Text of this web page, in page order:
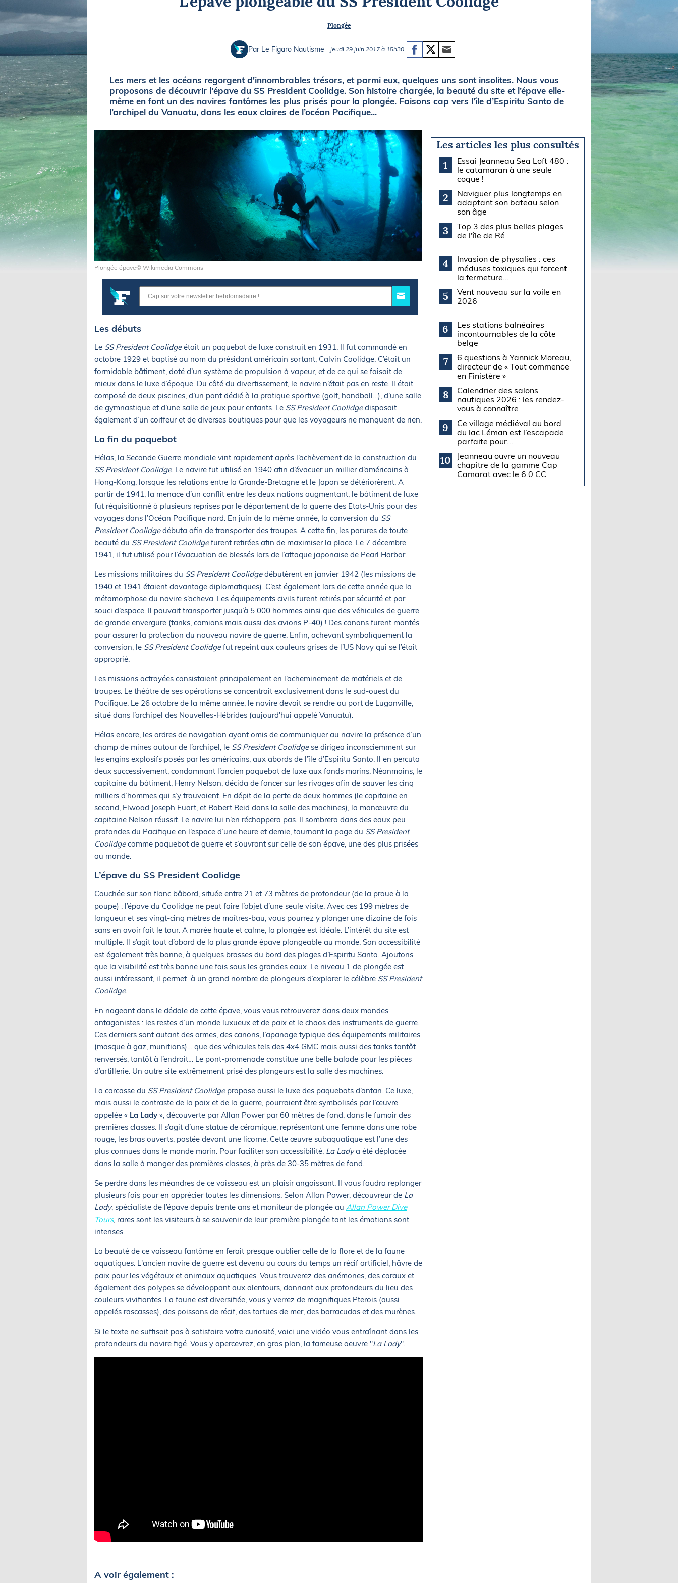
LOISIRS
Plongée
Glisse
Briefings
Plongée
Par Le Figaro Nautisme Jeudi 29 juin 2017 à 15h30
Les mers et les océans regorgent d'innombrables trésors, et parmi eux, quelques uns sont insolites. Nous vous
proposons de découvrir l'épave du SS President Coolidge. Son histoire chargée, la beauté du site et l’épave elle-
même en font un des navires fantômes les plus prisés pour la plongée. Faisons cap vers l’île d’Espiritu Santo de
l’archipel du Vanuatu, dans les eaux claires de l’océan Pacifique...
Plongée épave© Wikimedia Commons
Les débuts
Le SS President Coolidgeétait un paquebot de luxe construit en 1931. Il fut commandé en
octobre 1929 et baptisé au nom du présidant américain sortant, Calvin Coolidge. C’était un
formidable bâtiment, doté d’un système de propulsion à vapeur, et de ce qui se faisait de
mieux dans le luxe d’époque. Du côté du divertissement, le navire n’était pas en reste. Il était
composé de deux piscines, d’un pont dédié à la pratique sportive (golf, handball…), d’une salle
de gymnastique et d’une salle de jeux pour enfants. Le SS President Coolidgedisposait
également d’un coiffeur et de diverses boutiques pour que les voyageurs ne manquent de rien.
La fin du paquebot
Hélas, la Seconde Guerre mondiale vint rapidement après l’achèvement de la construction du
SS President Coolidge. Le navire fut utilisé en 1940 afin d’évacuer un millier d’américains à
Hong-Kong, lorsque les relations entre la Grande-Bretagne et le Japon se détériorèrent. A
partir de 1941, la menace d’un conflit entre les deux nations augmentant, le bâtiment de luxe
fut réquisitionné à plusieurs reprises par le département de la guerre des Etats-Unis pour des
voyages dans l’Océan Pacifique nord. En juin de la même année, la conversion du SS
President Coolidgedébuta afin de transporter des troupes. A cette fin, les parures de toute
beauté du SS President Coolidgefurent retirées afin de maximiser la place. Le 7 décembre
1941, il fut utilisé pour l’évacuation de blessés lors de l’attaque japonaise de Pearl Harbor.
Les missions militaires du SS President Coolidgedébutèrent en janvier 1942 (les missions de
1940 et 1941 étaient davantage diplomatiques). C’est également lors de cette année que la
métamorphose du navire s’acheva. Les équipements civils furent retirés par sécurité et par
souci d’espace. Il pouvait transporter jusqu’à 5 000 hommes ainsi que des véhicules de guerre
de grande envergure (tanks, camions mais aussi des avions P-40) ! Des canons furent montés
pour assurer la protection du nouveau navire de guerre. Enfin, achevant symboliquement la
conversion, le SS President Coolidgefut repeint aux couleurs grises de l’US Navy qui se l’était
approprié.
Les missions octroyées consistaient principalement en l’acheminement de matériels et de
troupes. Le théâtre de ses opérations se concentrait exclusivement dans le sud-ouest du
Pacifique. Le 26 octobre de la même année, le navire devait se rendre au port de Luganville,
situé dans l’archipel des Nouvelles-Hébrides (aujourd'hui appelé Vanuatu).
Hélas encore, les ordres de navigation ayant omis de communiquer au navire la présence d’un
champ de mines autour de l’archipel, le SS President Coolidgese dirigea inconsciemment sur
les engins explosifs posés par les américains, aux abords de l’île d’Espiritu Santo. Il en percuta
deux successivement, condamnant l’ancien paquebot de luxe aux fonds marins. Néanmoins, le
capitaine du bâtiment, Henry Nelson, décida de foncer sur les rivages afin de sauver les cinq
milliers d’hommes qui s’y trouvaient. En dépit de la perte de deux hommes (le capitaine en
second, Elwood Joseph Euart, et Robert Reid dans la salle des machines), la manœuvre du
capitaine Nelson réussit. Le navire lui n’en réchappera pas. Il sombrera dans des eaux peu
profondes du Pacifique en l’espace d’une heure et demie, tournant la page du SS President
Coolidgecomme paquebot de guerre et s’ouvrant sur celle de son épave, une des plus prisées
au monde.
L’épave du SS President Coolidge
Couchée sur son flanc bâbord, située entre 21 et 73 mètres de profondeur (de la proue à la
poupe) : l’épave du Coolidge ne peut faire l’objet d’une seule visite. Avec ces 199 mètres de
longueur et ses vingt-cinq mètres de maîtres-bau, vous pourrez y plonger une dizaine de fois
sans en avoir fait le tour. A marée haute et calme, la plongée est idéale. L’intérêt du site est
multiple. Il s’agit tout d’abord de la plus grande épave plongeable au monde. Son accessibilité
est également très bonne, à quelques brasses du bord des plages d’Espiritu Santo. Ajoutons
que la visibilité est très bonne une fois sous les grandes eaux. Le niveau 1 de plongée est
aussi intéressant, il permet à un grand nombre de plongeurs d’explorer le célèbre SS President
Coolidge.
En nageant dans le dédale de cette épave, vous vous retrouverez dans deux mondes
antagonistes : les restes d’un monde luxueux et de paix et le chaos des instruments de guerre.
Ces derniers sont autant des armes, des canons, l’apanage typique des équipements militaires
(masque à gaz, munitions)… que des véhicules tels des 4x4 GMC mais aussi des tanks tantôt
renversés, tantôt à l’endroit… Le pont-promenade constitue une belle balade pour les pièces
d’artillerie. Un autre site extrêmement prisé des plongeurs est la salle des machines.
La carcasse du SS President Coolidgepropose aussi le luxe des paquebots d’antan. Ce luxe,
mais aussi le contraste de la paix et de la guerre, pourraient être symbolisés par l’œuvre
appelée « La Lady », découverte par Allan Power par 60 mètres de fond, dans le fumoir des
premières classes. Il s’agit d’une statue de céramique, représentant une femme dans une robe
rouge, les bras ouverts, postée devant une licorne. Cette œuvre subaquatique est l’une des
plus connues dans le monde marin. Pour faciliter son accessibilité, La Ladya été déplacée
dans la salle à manger des premières classes, à près de 30-35 mètres de fond.
Se perdre dans les méandres de ce vaisseau est un plaisir angoissant. Il vous faudra replonger
plusieurs fois pour en apprécier toutes les dimensions. Selon Allan Power, découvreur de La
Lady, spécialiste de l’épave depuis trente ans et moniteur de plongée au Allan Power Dive
Tours, rares sont les visiteurs à se souvenir de leur première plongée tant les émotions sont
intenses.
La beauté de ce vaisseau fantôme en ferait presque oublier celle de la flore et de la faune
aquatiques. L'ancien navire de guerre est devenu au cours du temps un récif artificiel, hâvre de
paix pour les végétaux et animaux aquatiques. Vous trouverez des anémones, des coraux et
également des polypes se développant aux alentours, donnant aux profondeurs du lieu des
couleurs vivifiantes. La faune est diversifiée, vous y verrez de magnifiques Pterois (aussi
appelés rascasses), des poissons de récif, des tortues de mer, des barracudas et des murènes.
Si le texte ne suffisait pas à satisfaire votre curiosité, voici une vidéo vous entraînant dans les
profondeurs du navire figé. Vous y apercevrez, en gros plan, la fameuse oeuvre "La Lady".
A voir également :
Les articles les plus consultés
1
Essai Jeanneau Sea Loft 480 :
le catamaran à une seule
coque !
2
Naviguer plus longtemps en
adaptant son bateau selon
son âge
3
Top 3 des plus belles plages
de l'île de Ré
4
Invasion de physalies : ces
méduses toxiques qui forcent
la fermeture...
5
Vent nouveau sur la voile en
2026
6
Les stations balnéaires
incontournables de la côte
belge
7
6 questions à Yannick Moreau,
directeur de « Tout commence
en Finistère »
8
Calendrier des salons
nautiques 2026 : les rendez-
vous à connaître
9
Ce village médiéval au bord
du lac Léman est l’escapade
parfaite pour...
10
Jeanneau ouvre un nouveau
chapitre de la gamme Cap
Camarat avec le 6.0 CC